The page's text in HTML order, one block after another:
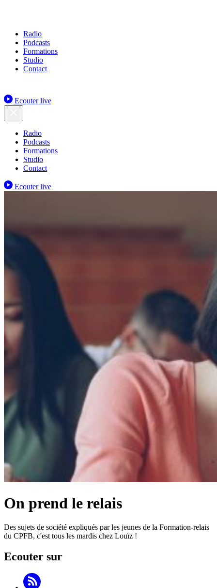
Radio
Podcasts
Formations
Studio
Contact
Ecouter live
Radio
Podcasts
Formations
Studio
Contact
Ecouter live
On prend le relais
Des sujets de société expliqués par les jeunes de la Formation-relais
du CPFB, c'est tous les mardis chez Louïz !
Ecouter sur